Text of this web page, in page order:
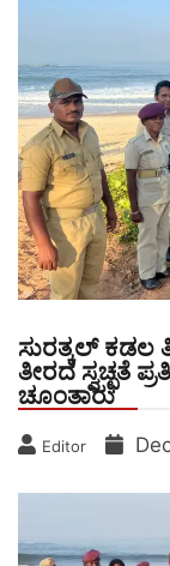
ಸುರತ್ಕಲ್ ಕಡಲ
ತೀರದ ಸ್ವಚ್ಛತೆ
ಚೂಂತಾರು
Editor